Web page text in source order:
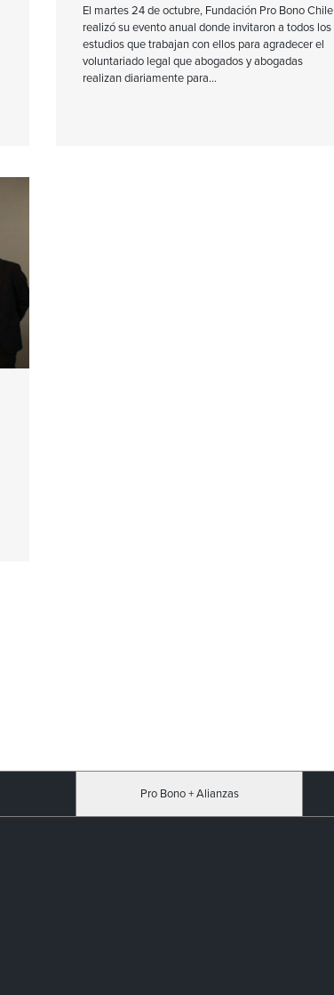
El martes 24 de octubre, Fundación Pro Bono Chile
realizó su evento anual donde invitaron a todos los
estudios que trabajan con ellos para agradecer el
voluntariado legal que abogados y abogadas
realizan diariamente para
Pro Bono + Alianzas